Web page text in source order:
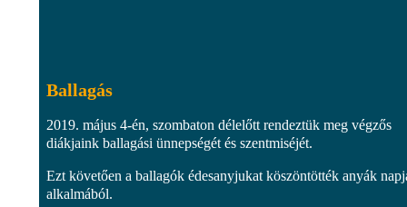
Ballagás
2019. május 4-én, szombaton délelőtt rendeztük meg végzős
diákjaink ballagási ünnepségét és szentmiséjét.
Ezt követően a ballagók édesanyjukat köszöntötték anyák
alkalmából.